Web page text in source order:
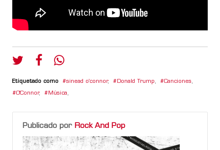
Etiquetado como sinead o'connor, Donald Trump, Canciones,
O'Connor, Música,
Publicado por Rock And Pop